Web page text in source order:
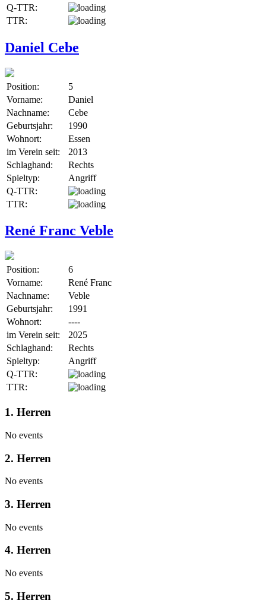
Q-TTR:
TTR:
Daniel Cebe
Position:
5
Vorname:
Daniel
Nachname:
Cebe
Geburtsjahr:
1990
Wohnort:
Essen
im Verein seit:
2013
Schlaghand:
Rechts
Spieltyp:
Angriff
Q-TTR:
TTR:
René Franc Veble
Position:
6
Vorname:
René Franc
Nachname:
Veble
Geburtsjahr:
1991
Wohnort:
----
im Verein seit:
2025
Schlaghand:
Rechts
Spieltyp:
Angriff
Q-TTR:
TTR:
1. Herren
No events
2. Herren
No events
3. Herren
No events
4. Herren
No events
5. Herren